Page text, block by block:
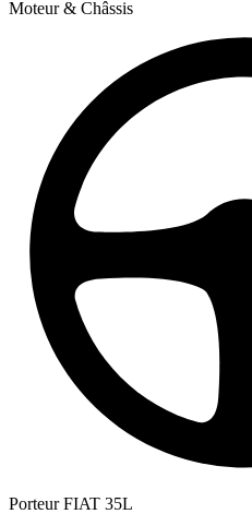
Moteur & Châssis
Porteur FIAT 35L